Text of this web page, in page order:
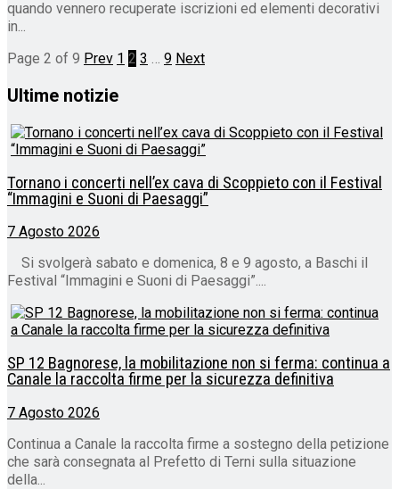
quando vennero recuperate iscrizioni ed elementi decorativi
in...
Page 2 of 9 Prev 1 2 3 … 9 Next
Ultime notizie
Tornano i concerti nell’ex cava di Scoppieto con il Festival
“Immagini e Suoni di Paesaggi”
7 Agosto 2026
Si svolgerà sabato e domenica, 8 e 9 agosto, a Baschi il
Festival “Immagini e Suoni di Paesaggi”....
SP 12 Bagnorese, la mobilitazione non si ferma: continua a
Canale la raccolta firme per la sicurezza definitiva
7 Agosto 2026
Continua a Canale la raccolta firme a sostegno della petizione
che sarà consegnata al Prefetto di Terni sulla situazione
della...